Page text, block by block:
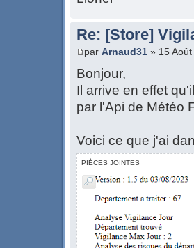
Re: [Store]
par Arnaud31 » 15
Bonjour,
Il arrive en effet
par l'Api de Météo
Voici ce que j'ai
PIÈCES JOINTES